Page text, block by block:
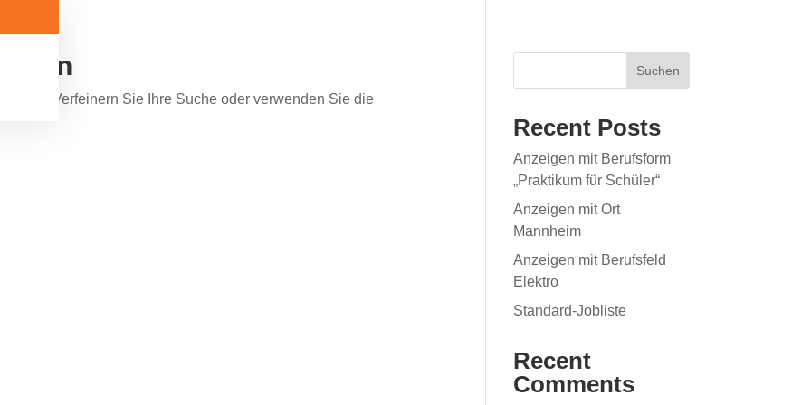
Verfeinern Sie Ihre Suche oder verwenden Sie die
Suchen
Recent Posts
Anzeigen mit Berufsform
„Praktikum für Schüler“
Anzeigen mit Ort
Mannheim
Anzeigen mit Berufsfeld
Elektro
Standard-Jobliste
Recent
Comments